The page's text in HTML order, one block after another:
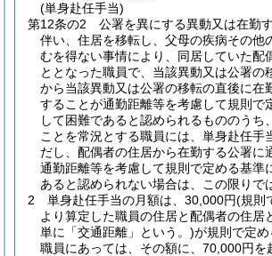
(単身赴任手当)
第12条の2
公署を異にする異動又は在勤
伴い、住居を移転し、父母の疾病その他
むを得ない事情により、同居していた配
ととなった職員で、当該異動又は公署の
から当該異動又は公署の移転の直後に在
することが通勤距離等を考慮して規則で
して困難であると認められるもののうち
ことを常況とする職員には、単身赴任手
だし、配偶者の住居から在勤する公署に
通勤距離等を考慮して規則で定める基準
あると認められない場合は、この限りで
2
単身赴任手当の月額は、30,000円(規則
より算定した職員の住居と配偶者の住居
単に「交通距離」という。)が規則で定
職員にあっては、その額に、70,000円を